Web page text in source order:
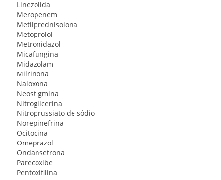
Linezolida
Meropenem
Metilprednisolona
Metoprolol
Metronidazol
Micafungina
Midazolam
Milrinona
Naloxona
Neostigmina
Nitroglicerina
Nitroprussiato de sódio
Norepinefrina
Ocitocina
Omeprazol
Ondansetrona
Parecoxibe
Pentoxifilina